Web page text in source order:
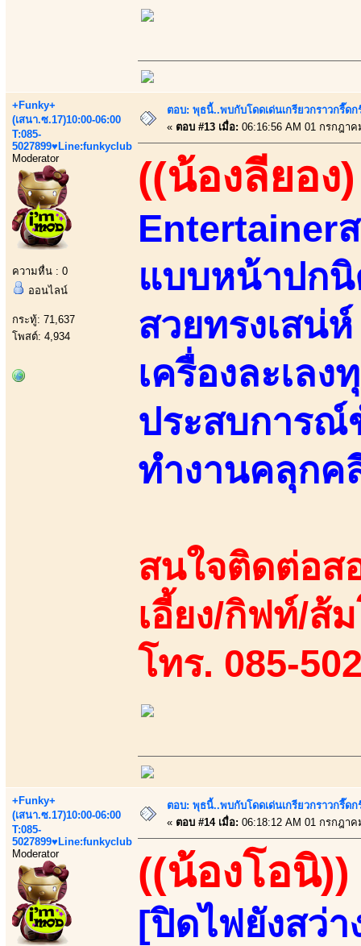
+Funky+
(เสนา.ซ.17)10:00-06:00
T:085-
5027899♥Line:funkyclub
Moderator
ความหื่น : 0
ออนไลน์
กระทู้: 71,637
โพสต์: 4,934
ตอบ: พุธนี้..พบกับโดดเด่นเกรียวกราวกรี๊
« ตอบ #13 เมื่อ: 06:16:56 AM 01 กรกฎาค
((น้องลียอง)
Entertainer
แบบหน้าปก
สวยทรงเสน่
เครื่องละเล
ประสบการณ์
ทำงานคลุกค
สนใจติดต่อส
เอี้ยง/กิฟท์/ส้
โทร. 085-
+Funky+
(เสนา.ซ.17)10:00-06:00
T:085-
5027899♥Line:funkyclub
Moderator
ตอบ: พุธนี้..พบกับโดดเด่นเกรียวกราวกรี๊
« ตอบ #14 เมื่อ: 06:18:12 AM 01 กรกฎาค
((น้องโอนิ))
[ปิดไฟยังสว่